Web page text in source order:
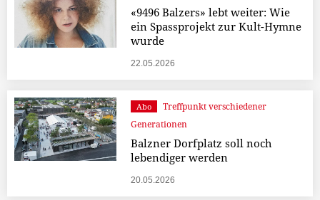
«9496 Balzers» lebt weiter: Wie
ein Spassprojekt zur Kult-Hymne
wurde
22.05.2026
Abo
Treffpunkt verschiedener
Generationen
Balzner Dorfplatz soll noch
lebendiger werden
20.05.2026